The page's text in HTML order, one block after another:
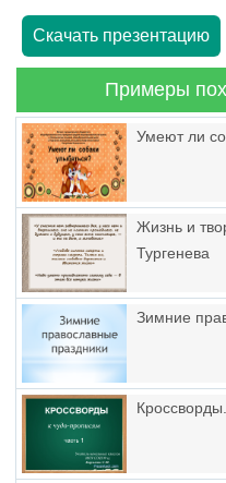
Скачать презентацию
Примеры
Умеют ли
Жизнь и
Тургенева
Зимние